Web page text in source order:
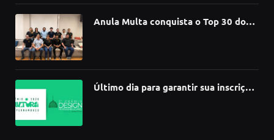
Anula Multa conquista o Top 30 do
Último dia para garantir sua inscrição